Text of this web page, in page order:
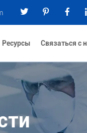
Ресурсы Связаться с